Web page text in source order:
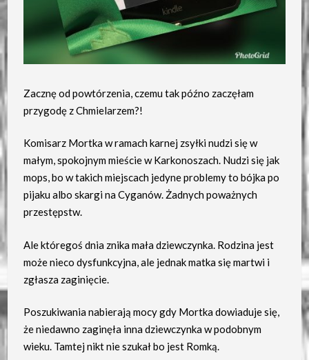
Zacznę od powtórzenia, czemu tak późno zaczęłam
przygodę z Chmielarzem?!
Komisarz Mortka w ramach karnej zsyłki nudzi się w
małym, spokojnym mieście w Karkonoszach. Nudzi się jak
mops, bo w takich miejscach jedyne problemy to bójka po
pijaku albo skargi na Cyganów. Żadnych poważnych
przestępstw.
Ale któregoś dnia znika mała dziewczynka. Rodzina jest
może nieco dysfunkcyjna, ale jednak matka się martwi i
zgłasza zaginięcie.
Poszukiwania nabierają mocy gdy Mortka dowiaduje się,
że niedawno zaginęła inna dziewczynka w podobnym
wieku. Tamtej nikt nie szukał bo jest Romką.